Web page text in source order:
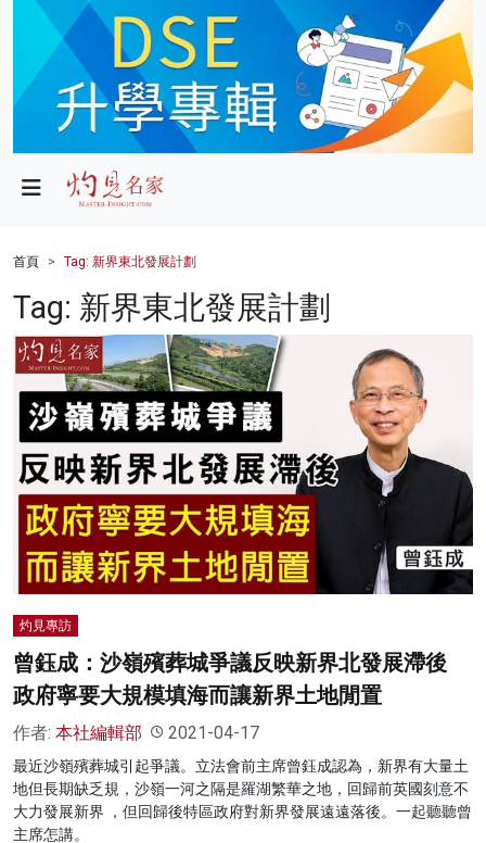
政局
財經
健康
商業
科技
影片
名家榜
灼見活動
首頁 Tag: 新界東北發展計劃
Tag: 新界東北發展計劃
灼見專訪
曾鈺成：沙嶺殯葬城爭議反映新界北發展滯後
政府寧要大規模填海而讓新界土地閒置
作者: 本社編輯部 2021-04-17
最近沙嶺殯葬城引起爭議。立法會前主席曾鈺成認為，新界有大量土
地但長期缺乏規，沙嶺一河之隔是羅湖繁華之地，回歸前英國刻意不
大力發展新界 ，但回歸後特區政府對新界發展遠遠落後。一起聽聽曾
主席怎講。